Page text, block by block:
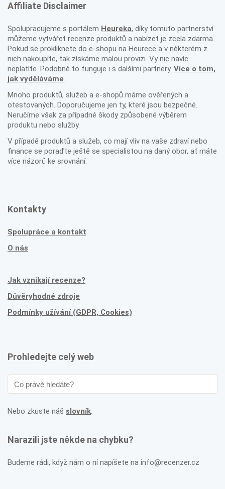
Affiliate Disclaimer
Spolupracujeme s portálem Heureka, díky tomuto partnerství
můžeme vytvářet recenze produktů a nabízet je zcela zdarma.
Pokud se prokliknete do e-shopu na Heurece a v některém z
nich nakoupíte, tak získáme malou provizi. Vy nic navíc
neplatíte. Podobně to funguje i s dalšími partnery. Více o tom,
jak vyděláváme.
Mnoho produktů, služeb a e-shopů máme ověřených a
otestovaných. Doporučujeme jen ty, které jsou bezpečné.
Neručíme však za případné škody způsobené výběrem
produktu nebo služby.
V případě produktů a služeb, co mají vliv na vaše zdraví nebo
finance se poraďte ještě se specialistou na daný obor, ať máte
více názorů ke srovnání.
Kontakty
Spolupráce a kontakt
O nás
Jak vznikají recenze?
Důvěryhodné zdroje
Podmínky užívání (GDPR, Cookies)
Prohledejte celý web
Nebo zkuste náš slovník.
Narazili jste někde na chybku?
Budeme rádi, když nám o ní napíšete na info@recenzer.cz